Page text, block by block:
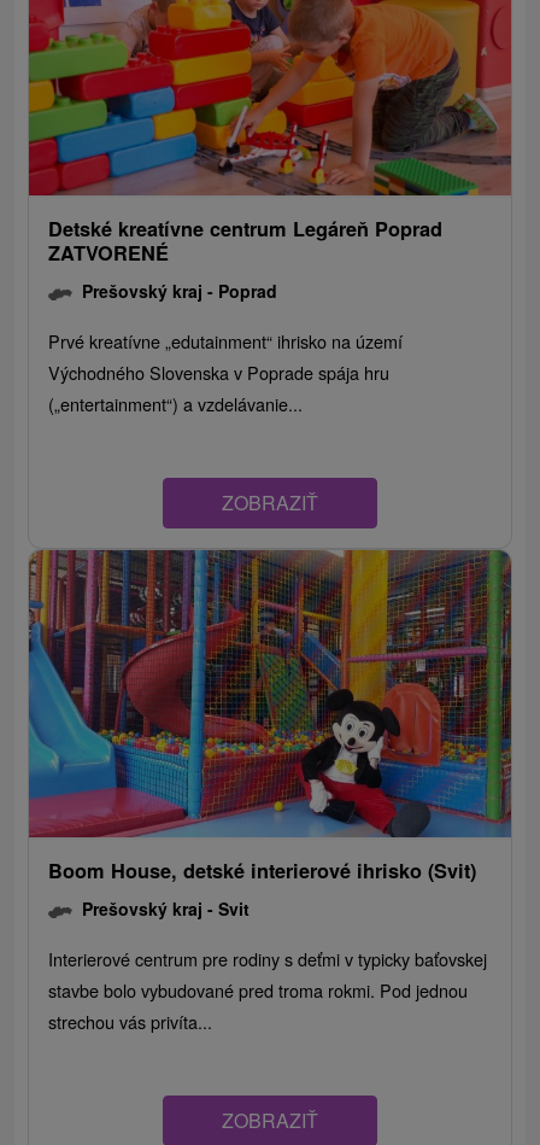
Detské kreatívne centrum Legáreň Poprad
ZATVORENÉ
Prešovský kraj - Poprad
Prvé kreatívne „edutainment“ ihrisko na území
Východného Slovenska v Poprade spája hru
(„entertainment“) a vzdelávanie...
ZOBRAZIŤ
Boom House, detské interierové ihrisko (Svit)
Prešovský kraj -Svit
Interierové centrum pre rodiny s deťmi v typicky baťovskej
stavbe bolo vybudované pred troma rokmi. Pod jednou
strechou vás privíta...
ZOBRAZIŤ